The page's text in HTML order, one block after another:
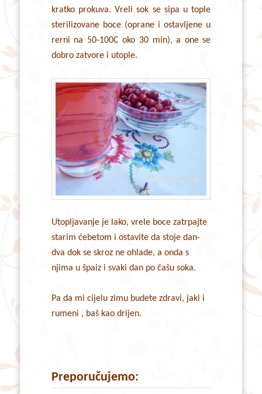
kratko prokuva. Vreli sok se sipa u tople
sterilizovane boce (oprane i ostavljene u
rerni na 50-100C oko 30 min), a one se
dobro zatvore i utople.
Utopljavanje je lako, vrele boce zatrpajte
starim ćebetom i ostavite da stoje dan-
dva dok se skroz ne ohlade, a onda s
njima u špaiz i svaki dan po čašu soka.
Pa da mi cijelu zimu budete zdravi, jaki i
rumeni , baš kao drijen.
Preporučujemo: